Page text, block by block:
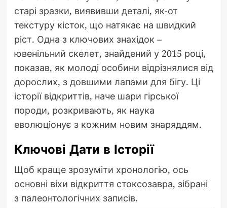
старі зразки, виявивши деталі, як-от
текстуру кісток, що натякає на швидкий
ріст. Одна з ключових знахідок –
ювенільний скелет, знайдений у 2015 році,
показав, як молоді особини відрізнялися від
дорослих, з довшими лапами для бігу. Ці
історії відкриттів, наче шари гірської
породи, розкривають, як наука
еволюціонує з кожним новим знаряддям.
Ключові Дати в Історії
Щоб краще зрозуміти хронологію, ось
основні віхи відкриття стоксозавра, зібрані
з палеонтологічних записів.